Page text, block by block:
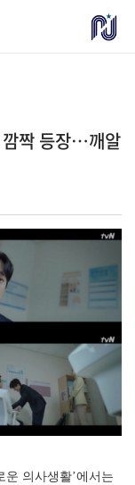
깜짝 등장…깨알
운 의사생활’에서는